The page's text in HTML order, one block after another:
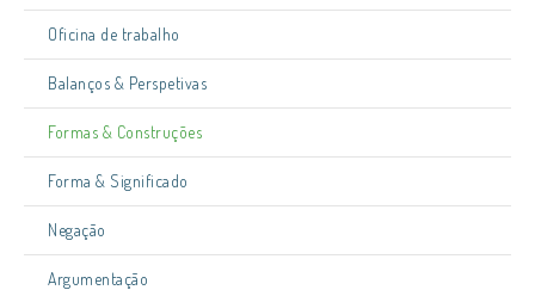
Oficina de trabalho
Balanços & Perspetivas
Formas & Construções
Forma & Significado
Negação
Argumentação